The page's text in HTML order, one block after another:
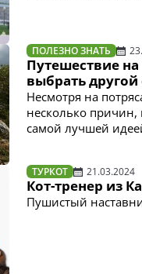
ПОЛЕЗНО ЗНАТЬ
Путешествие
выбрать другой
Несмотря на
несколько причин,
самой лучшей
ТУРКОТ 21.03.2024
Кот-тренер из
Пушистый